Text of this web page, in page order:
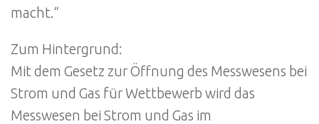
macht.“
Zum Hintergrund:
Mit dem Gesetz zur Öffnung des Messwesens bei
Strom und Gas für Wettbewerb wird das
Messwesen bei Strom und Gas im